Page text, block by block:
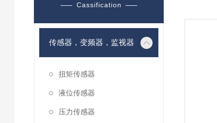
Cassification
传感器，变频器，监视器
扭矩传感器
液位传感器
压力传感器